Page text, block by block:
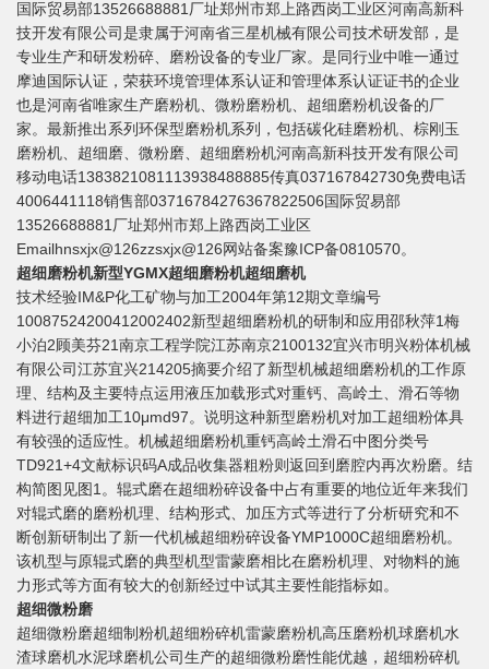
国际贸易部13526688881厂址郑州市郑上路西岗工业区河南高新科
技开发有限公司是隶属于河南省三星机械有限公司技术研发部，是
专业生产和研发粉碎、磨粉设备的专业厂家。是同行业中唯一通过
摩迪国际认证，荣获环境管理体系认证和管理体系认证证书的企业
也是河南省唯家生产磨粉机、微粉磨粉机、超细磨粉机设备的厂
家。最新推出系列环保型磨粉机系列，包括碳化硅磨粉机、棕刚玉
磨粉机、超细磨、微粉磨、超细磨粉机河南高新科技开发有限公司
移动电话1383821081113938488885传真037167842730免费电话
4006441118销售部03716784276367822506国际贸易部
13526688881厂址郑州市郑上路西岗工业区
Emailhnsxjx@126zzsxjx@126网站备案豫ICP备0810570。
超细磨粉机新型YGMX超细磨粉机超细磨机
技术经验IM&P化工矿物与加工2004年第12期文章编号
10087524200412002402新型超细磨粉机的研制和应用邵秋萍1梅
小泊2顾美芬21南京工程学院江苏南京2100132宜兴市明兴粉体机械
有限公司江苏宜兴214205摘要介绍了新型机械超细磨粉机的工作原
理、结构及主要特点运用液压加载形式对重钙、高岭土、滑石等物
料进行超细加工10μmd97。说明这种新型磨粉机对加工超细粉体具
有较强的适应性。机械超细磨粉机重钙高岭土滑石中图分类号
TD921+4文献标识码A成品收集器粗粉则返回到磨腔内再次粉磨。结
构简图见图1。辊式磨在超细粉碎设备中占有重要的地位近年来我们
对辊式磨的磨粉机理、结构形式、加压方式等进行了分析研究和不
断创新研制出了新一代机械超细粉碎设备YMP1000C超细磨粉机。
该机型与原辊式磨的典型机型雷蒙磨相比在磨粉机理、对物料的施
力形式等方面有较大的创新经过中试其主要性能指标如。
超细微粉磨
超细微粉磨超细制粉机超细粉碎机雷蒙磨粉机高压磨粉机球磨机水
渣球磨机水泥球磨机公司生产的超细微粉磨性能优越，超细粉碎机